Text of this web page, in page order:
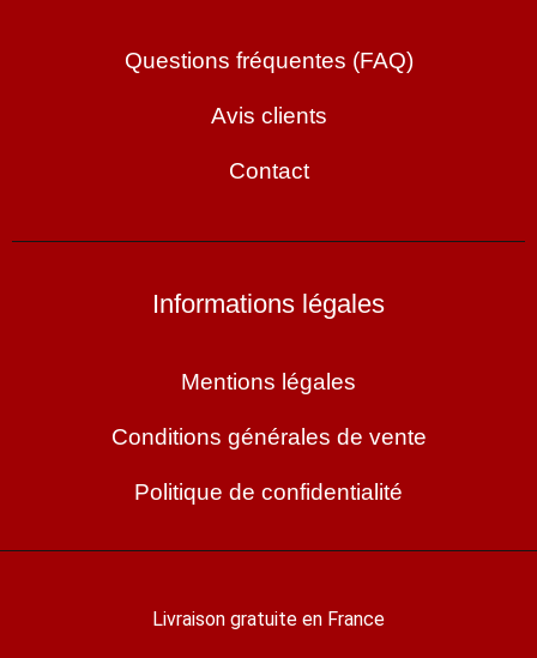
Questions fréquentes (FAQ)
Avis clients
Contact
Informations légales
Mentions légales
Conditions générales de vente
Politique de confidentialité
Livraison gratuite en France